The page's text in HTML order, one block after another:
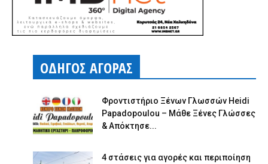
ΟΔΗΓΟΣ ΑΓΟΡΑΣ
Φροντιστήριο Ξένων Γλωσσών Heidi
Papadopoulou – Μάθε Ξένες Γλώσσες
& Απόκτησε...
4 στάσεις για αγορές και περιποίηση